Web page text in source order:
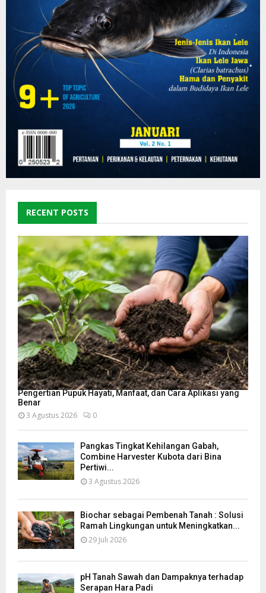
RECENT POSTS
Pengertian Pupuk Hayati, Manfaat, dan Cara Aplikasi yang
Benar
3 Agustus 2026 0
Pangkas Tingkat Kehilangan Gabah,
Combine Harvester Kubota dari Bina
Pertiwi...
3 Agustus 2026
Biochar sebagai Pembenah Tanah : Solusi
Ramah Lingkungan untuk Meningkatkan...
29 Juli 2026
pH Tanah Sawah dan Dampaknya terhadap
Serapan Hara Padi